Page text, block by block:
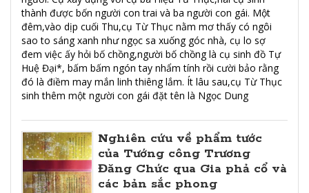
thành được bốn người con trai và ba người con gái. Một
đêm,vào dịp cuối Thu,cụ Từ Thục nằm mơ thấy có ngôi
sao to sáng xanh như ngọc sa xuống góc nhà, cụ lo sợ
đem việc ấy hỏi bố chồng,người bố chồng là cụ sinh đồ Tự
Huệ Đại*, bấm bấm ngón tay nhẩm tính rồi cười bảo rằng
đó là điềm may mắn linh thiêng lắm. Ít lâu sau,cụ Từ Thục
sinh thêm một người con gái đặt tên là Ngọc Dung
Nghiên cứu về phẩm tước
của Tướng công Trương
Đăng Chức qua Gia phả cổ và
các bản sắc phong